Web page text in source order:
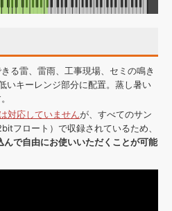
る雷、雷雨、工事現場、セミの鳴き
いキーレンジ部分に配置。蒸し暑い
対応していませんが、すべてのサン
フロート）で収録されているため、
んで自由にお使いいただくことが可能